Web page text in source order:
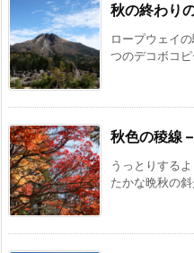
秋の終わり
ロープウェイ
つのデコボコ
秋色の稜線
うっとりする
たかな晩秋の